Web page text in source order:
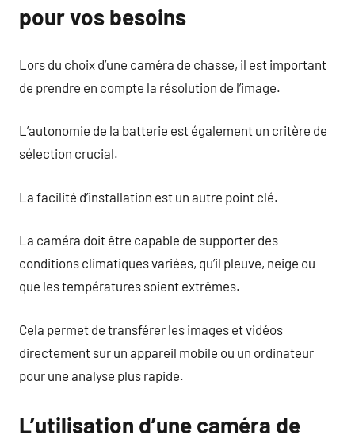
pour vos besoins
Lors du choix d’une caméra de chasse, il est important
de prendre en compte la résolution de l’image.
L’autonomie de la batterie est également un critère de
sélection crucial.
La facilité d’installation est un autre point clé.
La caméra doit être capable de supporter des
conditions climatiques variées, qu’il pleuve, neige ou
que les températures soient extrêmes.
Cela permet de transférer les images et vidéos
directement sur un appareil mobile ou un ordinateur
pour une analyse plus rapide.
L’utilisation d’une caméra de